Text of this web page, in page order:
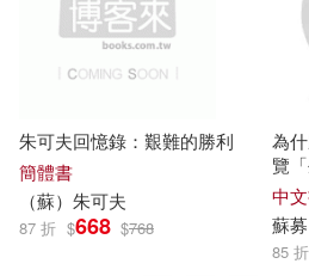
深圳華強數字動漫有限公司
編輯部(15) 胡雅茹
莎士比亞(15) 藤丸
蘇同炳(15) 蘇步清
說頻文化(89)
中國地圖出版社(88)
勞動部及職業安全衛生研究
朱可夫回憶錄：艱難的勝利
簡體書
（蘇）朱可夫
87 折 $668 $768
為
覽
中
蘇
85 折